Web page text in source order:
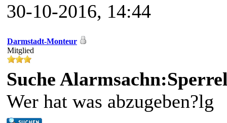
30-10-2016, 14:44
Darmstadt-Monteur
Mitglied
Suche
Wer hat was abzugeben?lg